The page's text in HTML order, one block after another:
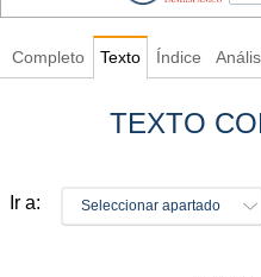
Completo Texto Índice
TEXTO
Ir a: Seleccionar apartado